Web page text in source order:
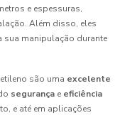
e espessuras,
Além disso, eles
manipulação durante
são uma excelente
segurança e eficiência
e até em aplicações